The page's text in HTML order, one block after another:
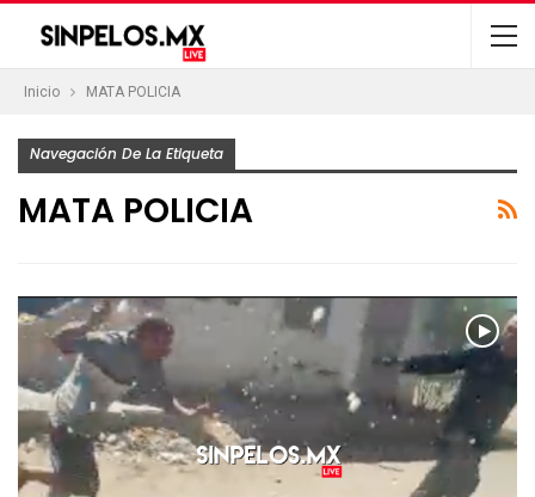
Inicio MATA POLICIA
Navegación De La Etiqueta
MATA POLICIA